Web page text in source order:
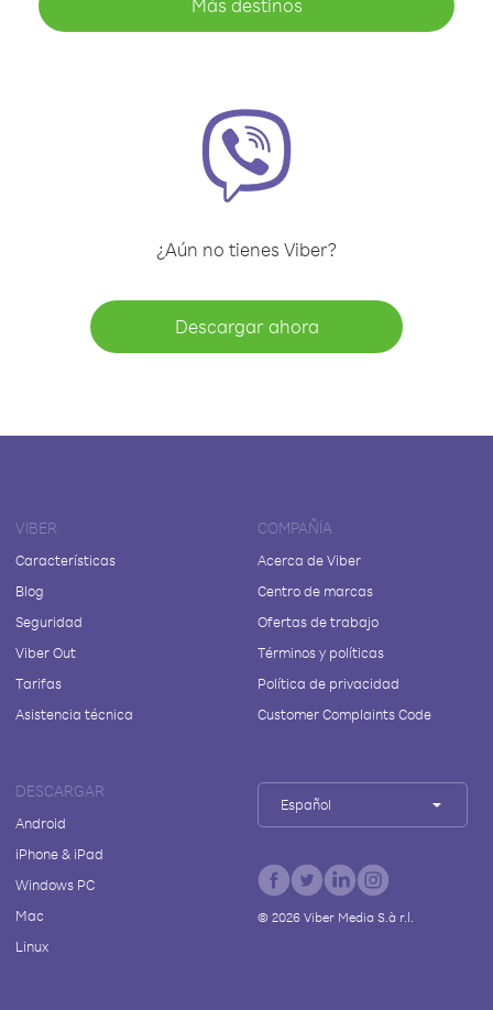
Más destinos
¿Aún no tienes Viber?
Descargar ahora
VIBER
Características
Blog
Seguridad
Viber Out
Tarifas
Asistencia técnica
COMPAÑÍA
Acerca de Viber
Centro de marcas
Ofertas de trabajo
Términos y políticas
Política de privacidad
Customer Complaints Code
DESCARGAR
Android
iPhone & iPad
Windows PC
Mac
Linux
Español
© 2026Viber Media S.à r.l.